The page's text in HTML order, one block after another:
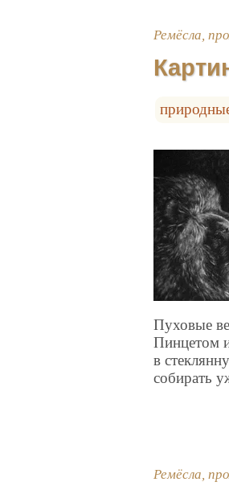
Ремёсла,
Пуховые
Пинцетом
в
собирать
Ремёсла,